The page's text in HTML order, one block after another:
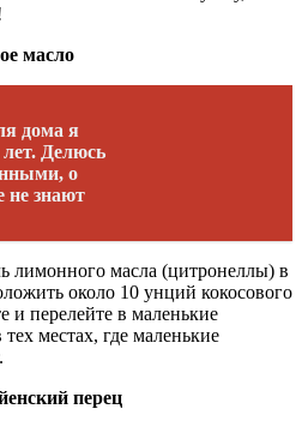
масло
дома я
Делюсь
о
не знают
лимонного масла (цитронеллы) в
около 10 унций кокосового
и перелейте в маленькие
местах, где маленькие
перец